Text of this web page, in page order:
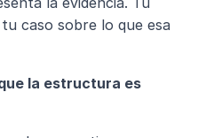
caso sobre lo que esa
la estructura es